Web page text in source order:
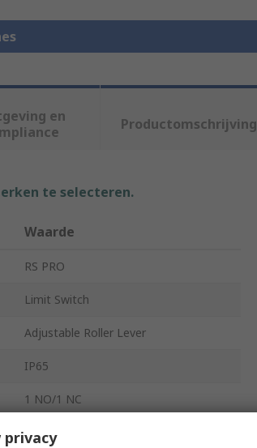
en
Productomschrijving
te selecteren.
Waarde
RS PRO
Limit Switch
Adjustable Roller Lever
IP65
1 NO/1 NC
Fibreglass Reinforced Thermoplastic
privacy